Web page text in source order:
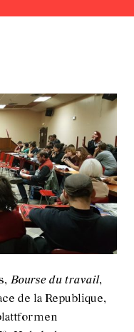
Bourse du travail,
de la Republique,